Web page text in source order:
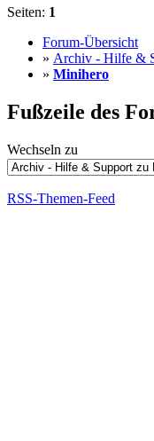
Seiten: 1
Forum-Übersicht
» Archiv - Hilfe &
» Minihero
Fußzeile des
Wechseln zu
RSS-Themen-Feed